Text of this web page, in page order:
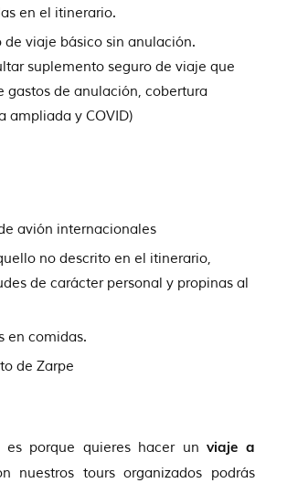
en el itinerario.
de viaje básico sin anulación.
suplemento seguro de viaje que
gastos de anulación, cobertura
ampliada y COVID)
avión internacionales
no descrito en el itinerario,
de carácter personal y propinas al
en comidas.
de Zarpe
es porque quieres hacer unviaje a
nuestros tours organizados podrás